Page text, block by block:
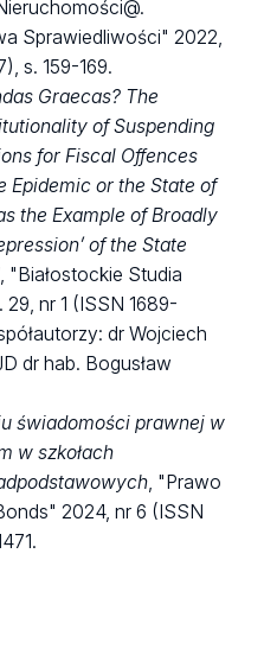
Sprawiedliwości" 2022,
s. 159-169.
Graecas? The
of Suspending
for Fiscal Offences
Epidemic or the State of
the Example of Broadly
of the State
, "Białostockie Studia
nr 1 (ISSN 1689-
dr Wojciech
dr hab. Bogusław
świadomości prawnej w
w szkołach
, "Prawo
2024, nr 6 (ISSN